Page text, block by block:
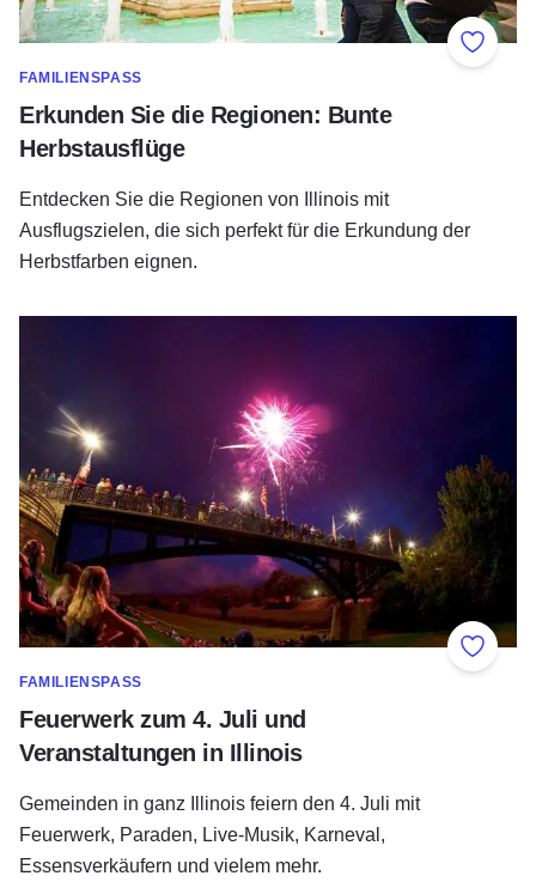
Zu
FAMILIENSPASS
Erkunden Sie die Regionen: Bunte
Herbstausflüge
Entdecken Sie die Regionen von Illinois mit
Ausflugszielen, die sich perfekt für die Erkundung der
Herbstfarben eignen.
Zu
FAMILIENSPASS
Feuerwerk zum 4. Juli und
Veranstaltungen in Illinois
Gemeinden in ganz Illinois feiern den 4. Juli mit
Feuerwerk, Paraden, Live-Musik, Karneval,
Essensverkäufern und vielem mehr.